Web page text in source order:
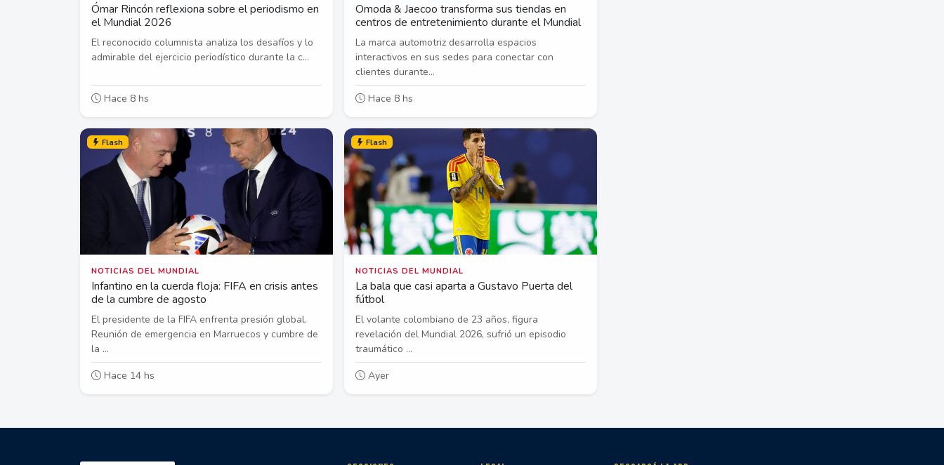
Ómar Rincón reflexiona sobre el periodismo en
el Mundial 2026
El reconocido columnista analiza los desafíos y lo
admirable del ejercicio periodístico durante la c...
Hace 8 hs
Omoda & Jaecoo transforma sus tiendas en
centros de entretenimiento durante el Mundial
La marca automotriz desarrolla espacios
interactivos en sus sedes para conectar con
clientes durante...
Hace 8 hs
Flash
NOTICIAS DEL MUNDIAL
Infantino en la cuerda floja: FIFA en crisis antes
de la cumbre de agosto
El presidente de la FIFA enfrenta presión global.
Reunión de emergencia en Marruecos y cumbre de
la ...
Hace 14 hs
Flash
NOTICIAS DEL MUNDIAL
La bala que casi aparta a Gustavo Puerta del
fútbol
El volante colombiano de 23 años, figura
revelación del Mundial 2026, sufrió un episodio
traumático ...
Ayer